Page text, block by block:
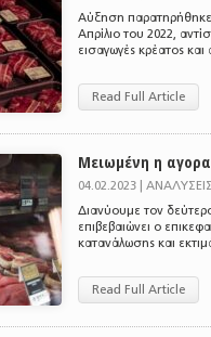
Aύξηση παρατηρήθηκε
Απρίλιο του 2022,
εισαγωγές κρέατος
Read Full Article
Μειωμένη η
04.02.2023 | ΑΝΑΛΥΣΕΙΣ
Διανύουμε τον
επιβεβαιώνει ο
κατανάλωσης και
Read Full Article